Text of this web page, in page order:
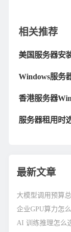
相关推荐
美国服务器安
什么?
Windows服务
香港服务器
服务器租用时
最新文章
大模型调用预算
企业GPU算力怎
AI 训练推理怎么